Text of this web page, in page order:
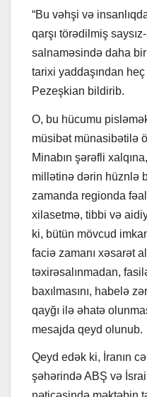
“Bu vəhşi və
qarşı törədilmiş
salnaməsində daha bir
tarixi yaddaşından
Pezeşkian bildirib.
O, bu hücumu
müsibət münasibətilə
Minabın şərəfli
millətinə dərin hüznlə
zamanda regionda
xilasetmə, tibbi və
ki, bütün mövcud
faciə zamanı xəsarət
təxirəsalınmadan,
baxılmasını, habelə
qayğı ilə əhatə
mesajda qeyd olunub.
Qeyd edək ki, İranın
şəhərində ABŞ və